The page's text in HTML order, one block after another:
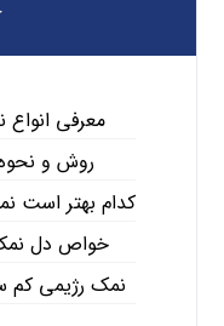
معرفی
روش و نحوه
کدام بهتر است
خواص دل
نمک رژیمی